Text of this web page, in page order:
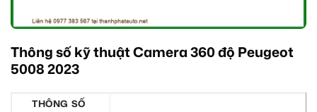
Thông số kỹ thuật Camera 360 độ Peugeot
5008 2023
THÔNG SỐ